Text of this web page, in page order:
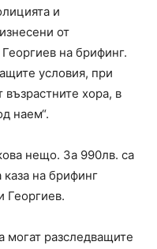
и
от
на брифинг.
условия, при
възрастните хора, в
наем“.
нещо. За 990лв. са
каза на брифинг
Георгиев.
могат разследващите